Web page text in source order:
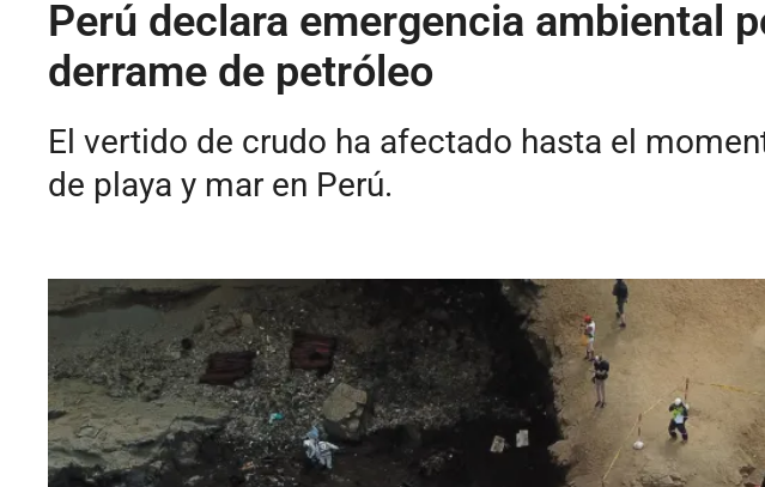
Perú declara emergencia ambiental
derrame de petróleo
El vertido de crudo ha afectado hasta el
de playa y mar en Perú.